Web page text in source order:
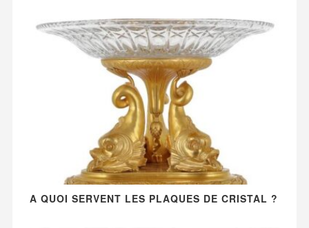
A QUOI SERVENT LES PLAQUES DE CRISTAL ?